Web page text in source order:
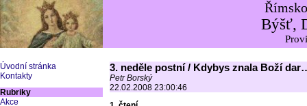
Býšť,
Úvodní stránka
Kontakty
Rubriky
Akce
3. neděle postní / Kdybys znala Boží
Petr Borský
22.02.2008 23:00:46